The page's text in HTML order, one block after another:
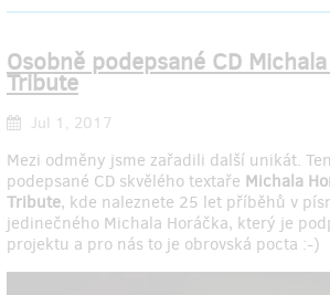
Osobně podepsané CD
Tribute
Jul 1, 2017
Mezi odměny jsme zařadili další unikát.
podepsané CD skvělého textaře Michala
Tribute, kde naleznete 25 let příběhů v
jedinečného Michala Horáčka, který je
projektu a pro nás to je obrovská pocta :-)